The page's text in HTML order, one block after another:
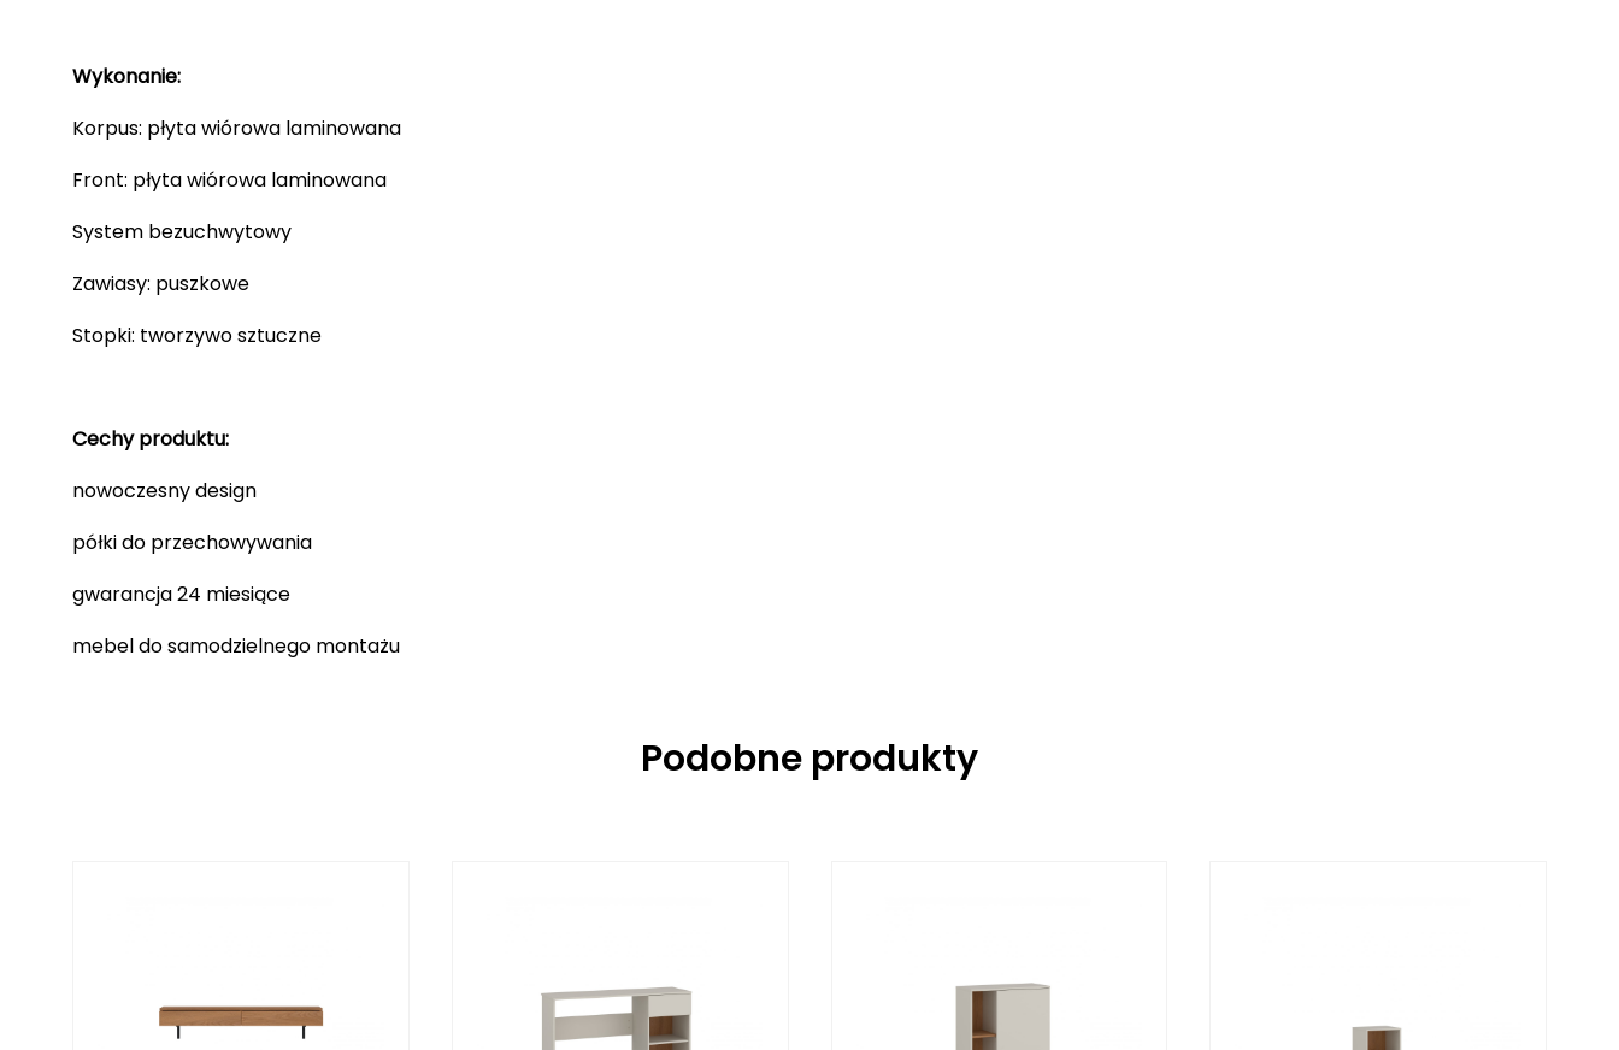
Wykonanie:
Korpus: płyta wiórowa laminowana
Front: płyta wiórowa laminowana
System bezuchwytowy
Zawiasy: puszkowe
Stopki: tworzywo sztuczne
Cechy produktu:
nowoczesny design
półki do przechowywania
gwarancja 24 miesiące
mebel do samodzielnego montażu
Podobne produkty